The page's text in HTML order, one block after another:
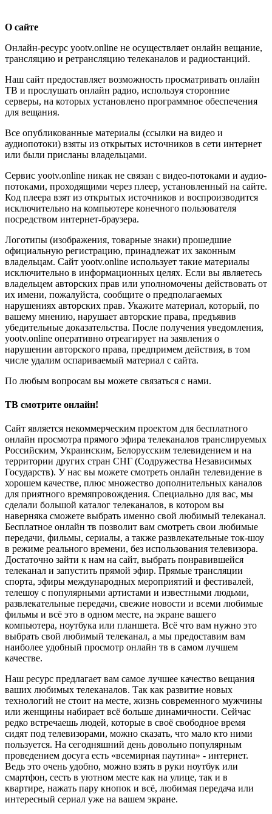
О сайте
Онлайн-ресурс yootv.online не осуществляет онлайн вещание,
трансляцию и ретрансляцию телеканалов и радиостанций.
Наш сайт предоставляет возможность просматривать онлайн
ТВ и прослушать онлайн радио, используя сторонние
серверы, на которых установлено программное обеспечения
для вещания.
Все опубликованные материалы (ссылки на видео и
аудиопотоки) взяты из открытых источников в сети интернет
или были присланы владельцами.
Сервис yootv.online никак не связан с видео-потоками и аудио-
потоками, проходящими через плеер, установленный на сайте.
Код плеера взят из открытых источников и воспроизводится
исключительно на компьютере конечного пользователя
посредством интернет-браузера.
Логотипы (изображения, товарные знаки) прошедшие
официальную регистрацию, принадлежат их законным
владельцам. Сайт yootv.online использует такие материалы
исключительно в информационных целях. Если вы являетесь
владельцем авторских прав или уполномочены действовать от
их имени, пожалуйста, сообщите о предполагаемых
нарушениях авторских прав. Укажите материал, который, по
вашему мнению, нарушает авторские права, предъявив
убедительные доказательства. После получения уведомления,
yootv.online оперативно отреагирует на заявления о
нарушении авторского права, предпримем действия, в том
числе удалим оспариваемый материал с сайта.
По любым вопросам вы можете связаться с нами.
ТВ смотрите онлайн!
Сайт является некоммерческим проектом для бесплатного
онлайн просмотра прямого эфира телеканалов транслируемых
Российским, Украинским, Белорусским телевидением и на
территории других стран СНГ (Содружества Независимых
Государств). У нас вы можете смотреть онлайн телевидение в
хорошем качестве, плюс множество дополнительных каналов
для приятного времяпровождения. Специально для вас, мы
сделали большой каталог телеканалов, в котором вы
наверняка сможете выбрать именно свой любимый телеканал.
Бесплатное онлайн тв позволит вам смотреть свои любимые
передачи, фильмы, сериалы, а также развлекательные ток-шоу
в режиме реального времени, без использования телевизора.
Достаточно зайти к нам на сайт, выбрать понравившейся
телеканал и запустить прямой эфир. Прямые трансляции
спорта, эфиры международных мероприятий и фестивалей,
телешоу с популярными артистами и известными людьми,
развлекательные передачи, свежие новости и всеми любимые
фильмы и всё это в одном месте, на экране вашего
компьютера, ноутбука или планшета. Всё что вам нужно это
выбрать свой любимый телеканал, а мы предоставим вам
наиболее удобный просмотр онлайн тв в самом лучшем
качестве.
Наш ресурс предлагает вам самое лучшее качество вещания
ваших любимых телеканалов. Так как развитие новых
технологий не стоит на месте, жизнь современного мужчины
или женщины набирает всё больше динамичности. Сейчас
редко встречаешь людей, которые в своё свободное время
сидят под телевизорами, можно сказать, что мало кто ними
пользуется. На сегодняшний день довольно популярным
проведением досуга есть «всемирная паутина» - интернет.
Ведь это очень удобно, можно взять в руки ноутбук или
смартфон, сесть в уютном месте как на улице, так и в
квартире, нажать пару кнопок и всё, любимая передача или
интересный сериал уже на вашем экране.